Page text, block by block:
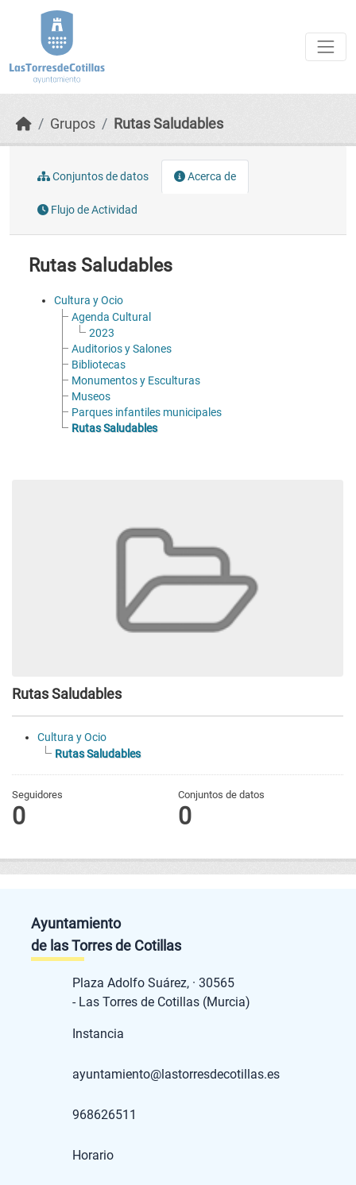
Grupos Rutas Saludables
Rutas Saludables
Cultura y Ocio
Rutas Saludables
Seguidores
0
Conjuntos de datos
0
Conjuntos de datos Acerca de
Flujo de Actividad
Rutas Saludables
Cultura y Ocio
Agenda Cultural
2023
Auditorios y Salones
Bibliotecas
Monumentos y Esculturas
Museos
Parques infantiles municipales
Rutas Saludables
Ayuntamiento
de las Torres de Cotillas
Plaza Adolfo Suárez, · 30565
- Las Torres de Cotillas (Murcia)
Instancia
ayuntamiento@lastorresdecotillas.es
968626511
Horario